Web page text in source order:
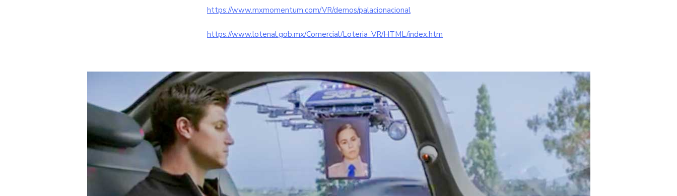
https://www.mxmomentum.com/VR/demos/palacionacional
https://www.lotenal.gob.mx/Comercial/Loteria_VR/HTML/index.htm